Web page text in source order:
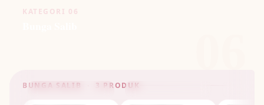
KATEGORI 06
BUNGA SALIB · 3 PRODUK